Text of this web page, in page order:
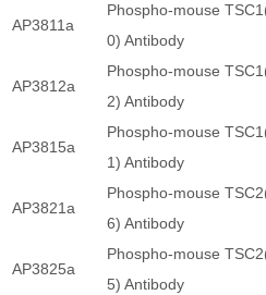
AP3811a
Phospho-mouse
0) Antibody
AP3812a
Phospho-mouse
2) Antibody
AP3815a
Phospho-mouse
1) Antibody
AP3821a
Phospho-mouse
6) Antibody
AP3825a
Phospho-mouse
5) Antibody